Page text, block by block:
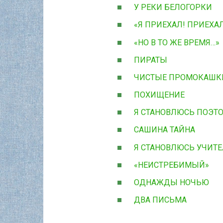
У РЕКИ БЕЛОГОРКИ
«Я ПРИЕХАЛ!
«НО В ТО ЖЕ ВРЕМЯ…»
ПИРАТЫ
ЧИСТЫЕ
ПОХИЩЕНИЕ
Я СТАНОВЛЮСЬ
САШИНА ТАЙНА
Я СТАНОВЛЮСЬ
«НЕИСТРЕБИМЫЙ»
ОДНАЖДЫ НОЧЬЮ
ДВА ПИСЬМА